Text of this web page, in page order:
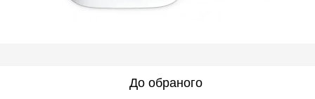
До обраного